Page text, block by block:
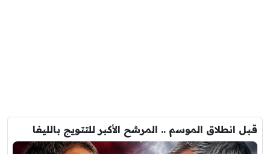
قبل انطلاق الموسم .. المرشح الأكبر للتتويج بالليغا